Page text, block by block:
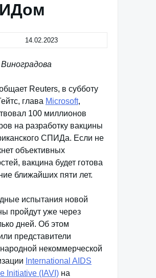
14.02.2023
Reuters, в субботу
глава Microsoft,
100 миллионов
на разработку вакцины
СПИДа. Если не
объективных
вакцина будет готова
ближайших пяти лет.
испытания новой
пройдут уже через
дней. Об этом
представители
некоммерческой
International AIDS
Initiative (IAVI) на